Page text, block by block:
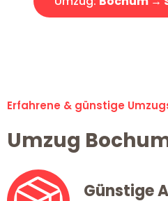
Erfahrene & günstige
Umzug
Günstige